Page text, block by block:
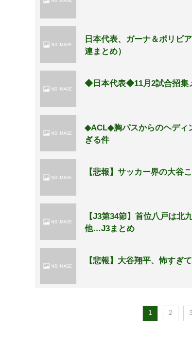
日本代表、ガーナ＆ボリビ
連まとめ）
◆日本代表◆11月2試合招集
◆ACL◆胸パスからのヘディ
ぎる件
【悲報】サッカー界の大谷
【J3第34節】首位八戸は
他…J3まとめ
【悲報】大谷翔平、怖すぎ
1 2 3